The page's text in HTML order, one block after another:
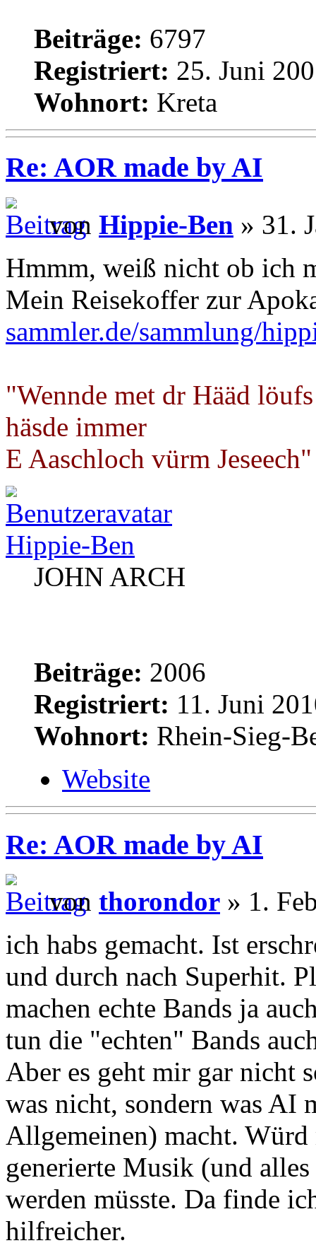
Beiträge: 6797
Registriert: 25. Juni
Wohnort: Kreta
Re: AOR made by AI
von Hippie-Ben » 31.
Hmmm, weiß nicht ob ich
Mein Reisekoffer zur
sammler.de/sammlung/
"Wennde met dr Hääd löufs
häsde immer
E Aaschloch vürm Jeseech"
Hippie-Ben
JOHN ARCH
Beiträge: 2006
Registriert: 11. Juni
Wohnort: Rhein-Sieg-
Website
Re: AOR made by AI
von thorondor » 1.
ich habs gemacht. Ist
und durch nach Superhit.
machen echte Bands ja
tun die "echten" Bands
Aber es geht mir gar nicht
was nicht, sondern was
Allgemeinen) macht.
generierte Musik (und alles
werden müsste. Da finde
hilfreicher.